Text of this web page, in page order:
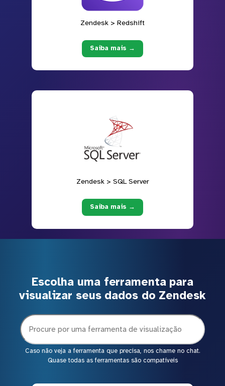
Zendesk > Redshift
Saiba mais →
Zendesk > SQL Server
Saiba mais →
Escolha uma ferramenta para
visualizar seus dados do Zendesk
Caso não veja a ferramenta que precisa, nos chame no chat.
Quase todas as ferramentas são compatíveis